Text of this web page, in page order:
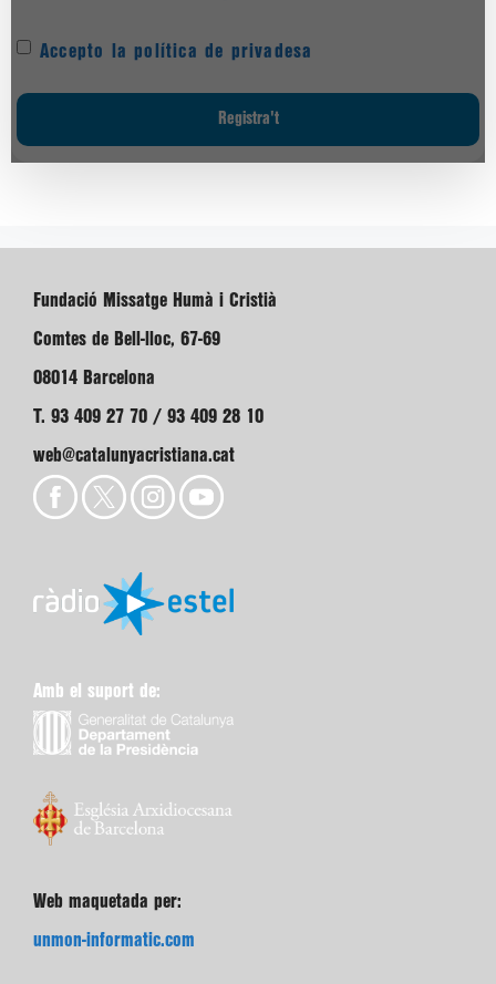
Accepto la política de privadesa
Fundació Missatge Humà i Cristià
Comtes de Bell-lloc, 67-69
08014 Barcelona
T. 93 409 27 70 / 93 409 28 10
web@catalunyacristiana.cat
Amb el suport de:
Web maquetada per:
unmon-informatic.com